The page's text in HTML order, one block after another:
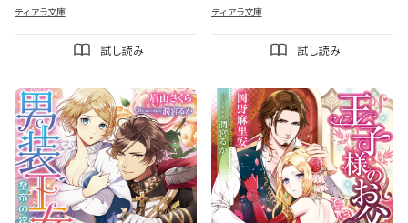
ティアラ文庫
試し読み
ティアラ文庫
試し読み